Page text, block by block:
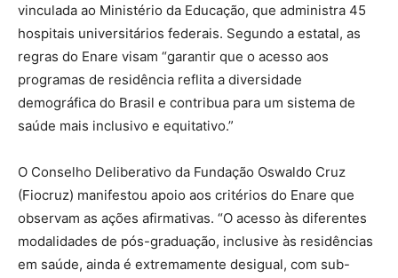
vinculada ao Ministério da Educação, que administra 45
hospitais universitários federais. Segundo a estatal, as
regras do Enare visam “garantir que o acesso aos
programas de residência reflita a diversidade
demográfica do Brasil e contribua para um sistema de
saúde mais inclusivo e equitativo.”
O Conselho Deliberativo da Fundação Oswaldo Cruz
(Fiocruz) manifestou apoio aos critérios do Enare que
observam as ações afirmativas. “O acesso às diferentes
modalidades de pós-graduação, inclusive às residências
em saúde, ainda é extremamente desigual, com sub-